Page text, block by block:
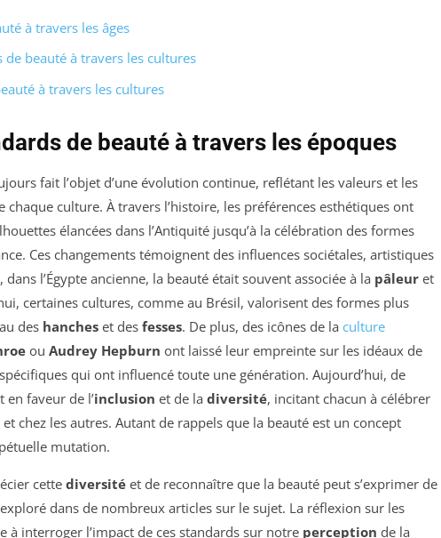
à travers les âges
beauté à travers les cultures
à travers les cultures
de beauté à travers les époques
fait l’objet d’une évolution continue, reflétant les valeurs et les
chaque culture. À travers l’histoire, les préférences esthétiques ont
élancées dans l’Antiquité jusqu’à la célébration des formes
Ces changements témoignent des influences sociétales, artistiques
l’Égypte ancienne, la beauté était souvent associée à la pâleur et
certaines cultures, comme au Brésil, valorisent des formes plus
des hanches et des fesses. De plus, des icônes de la culture
ou Audrey Hepburn ont laissé leur empreinte sur les idéaux de
qui ont influencé toute une génération. Aujourd’hui, de
faveur de l’inclusion et de la diversité, incitant chacun à célébrer
chez les autres. Autant de rappels que la beauté est un concept
mutation.
cette diversité et de reconnaître que la beauté peut s’exprimer de
dans de nombreux articles sur le sujet. La réflexion sur les
à interroger l’impact de ces standards sur notre perception de la